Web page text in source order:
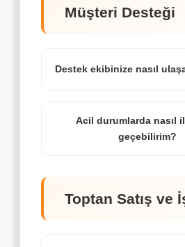
Müşteri Desteği
Destek ekibinize nasıl
Acil durumlarda nasıl
geçebilirim?
Toptan Satış ve